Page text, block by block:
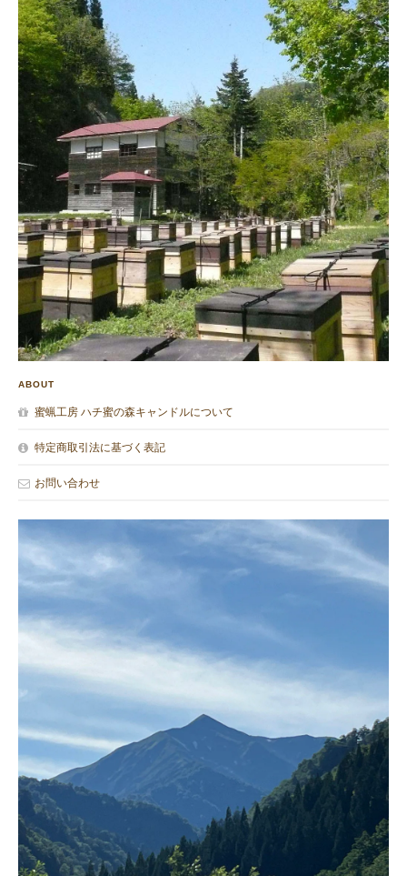
ABOUT
蜜蝋工房 ハチ蜜の森キャンドルについて
特定商取引法に基づく表記
お問い合わせ